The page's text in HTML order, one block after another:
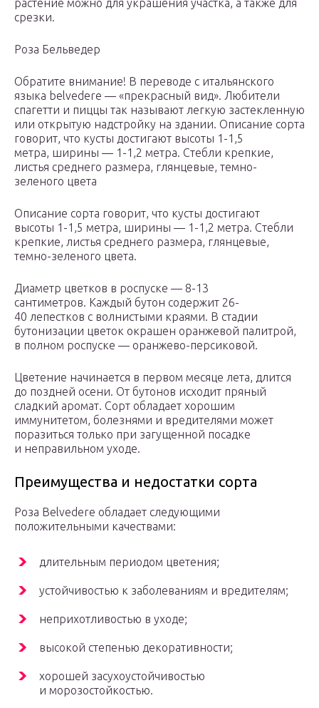
растение можно для украшения участка, а также для
срезки.
Роза Бельведер
Обратите внимание! В переводе с итальянского
языка belvedere — «прекрасный вид». Любители
спагетти и пиццы так называют легкую застекленную
или открытую надстройку на здании. Описание сорта
говорит, что кусты достигают высоты 1-1,5
метра, ширины — 1-1,2 метра. Стебли крепкие,
листья среднего размера, глянцевые, темно-
зеленого цвета
Описание сорта говорит, что кусты достигают
высоты 1-1,5 метра, ширины — 1-1,2 метра. Стебли
крепкие, листья среднего размера, глянцевые,
темно-зеленого цвета.
Диаметр цветков в роспуске — 8-13
сантиметров. Каждый бутон содержит 26-
40 лепестков с волнистыми краями. В стадии
бутонизации цветок окрашен оранжевой палитрой,
в полном роспуске — оранжево-персиковой.
Цветение начинается в первом месяце лета, длится
до поздней осени. От бутонов исходит пряный
сладкий аромат. Сорт обладает хорошим
иммунитетом, болезнями и вредителями может
поразиться только при загущенной посадке
и неправильном уходе.
Преимущества и недостатки сорта
Роза Belvedere обладает следующими
положительными качествами:
длительным периодом цветения;
устойчивостью к заболеваниям и вредителям;
неприхотливостью в уходе;
высокой степенью декоративности;
хорошей засухоустойчивостью
и морозостойкостью.